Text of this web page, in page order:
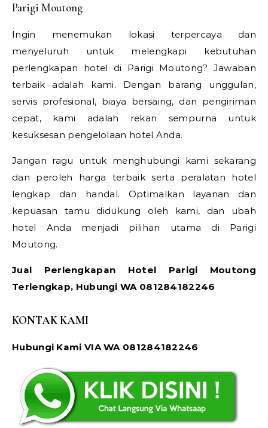
Parigi Moutong
Ingin menemukan lokasi terpercaya dan
menyeluruh untuk melengkapi kebutuhan
perlengkapan hotel di Parigi Moutong? Jawaban
terbaik adalah kami. Dengan barang unggulan,
servis profesional, biaya bersaing, dan pengiriman
cepat, kami adalah rekan sempurna untuk
kesuksesan pengelolaan hotel Anda.
Jangan ragu untuk menghubungi kami sekarang
dan peroleh harga terbaik serta peralatan hotel
lengkap dan handal. Optimalkan layanan dan
kepuasan tamu didukung oleh kami, dan ubah
hotel Anda menjadi pilihan utama di Parigi
Moutong.
Jual Perlengkapan Hotel Parigi Moutong
Terlengkap, Hubungi WA 081284182246
KONTAK KAMI
Hubungi Kami VIA WA 081284182246